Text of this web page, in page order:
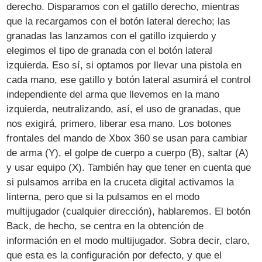
derecho. Disparamos con el gatillo derecho, mientras
que la recargamos con el botón lateral derecho; las
granadas las lanzamos con el gatillo izquierdo y
elegimos el tipo de granada con el botón lateral
izquierda. Eso sí, si optamos por llevar una pistola en
cada mano, ese gatillo y botón lateral asumirá el control
independiente del arma que llevemos en la mano
izquierda, neutralizando, así, el uso de granadas, que
nos exigirá, primero, liberar esa mano. Los botones
frontales del mando de Xbox 360 se usan para cambiar
de arma (Y), el golpe de cuerpo a cuerpo (B), saltar (A)
y usar equipo (X). También hay que tener en cuenta que
si pulsamos arriba en la cruceta digital activamos la
linterna, pero que si la pulsamos en el modo
multijugador (cualquier dirección), hablaremos. El botón
Back, de hecho, se centra en la obtención de
información en el modo multijugador. Sobra decir, claro,
que esta es la configuración por defecto, y que el